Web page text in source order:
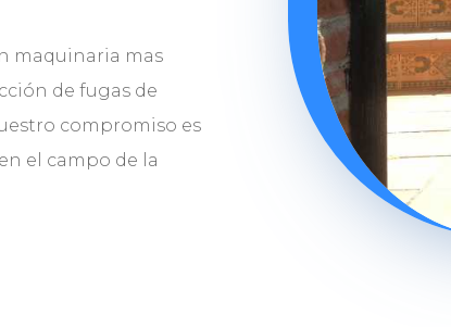
maquinaria mas
de fugas de
compromiso es
el campo de la